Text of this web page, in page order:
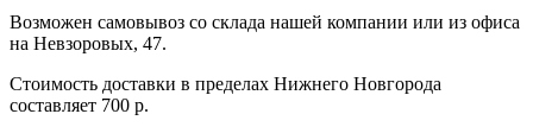
Возможен самовывоз со склада нашей компании или из офиса
на Невзоровых, 47.
Стоимость доставки в пределах Нижнего Новгорода
составляет 700 р.